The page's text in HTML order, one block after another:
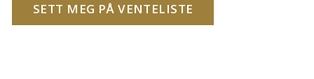
SETT MEG PÅ VENTELISTE